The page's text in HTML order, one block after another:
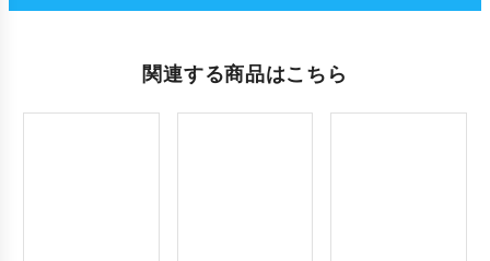
関連する商品はこちら